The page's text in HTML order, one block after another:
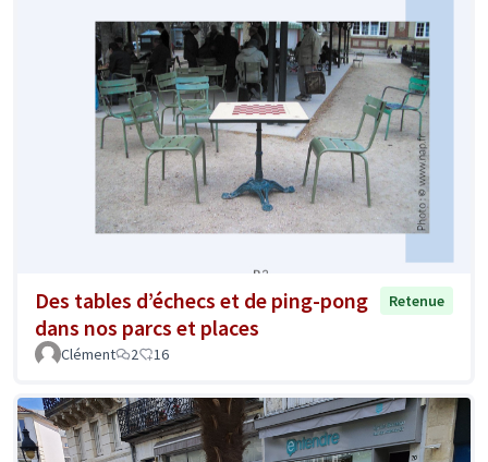
Des tables d’échecs et de ping-pong
dans nos parcs et places
Retenue
Clément 2 16